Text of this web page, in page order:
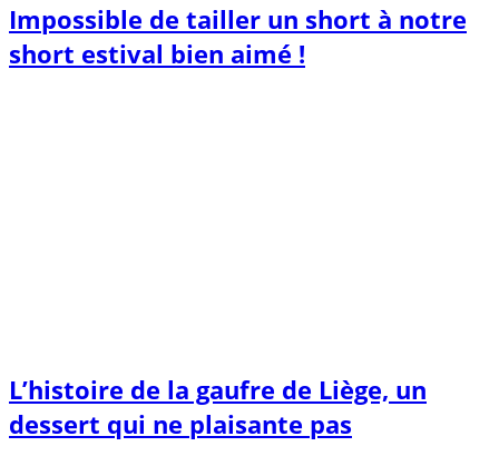
Impossible de tailler un short à notre
short estival bien aimé !
L’histoire de la gaufre de Liège, un
dessert qui ne plaisante pas